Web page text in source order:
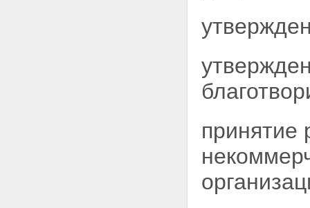
принятие